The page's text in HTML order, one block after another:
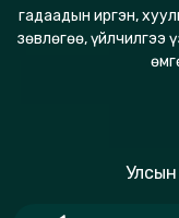
гадаадын иргэн,
зөвлөгөө, үйлчилгээ